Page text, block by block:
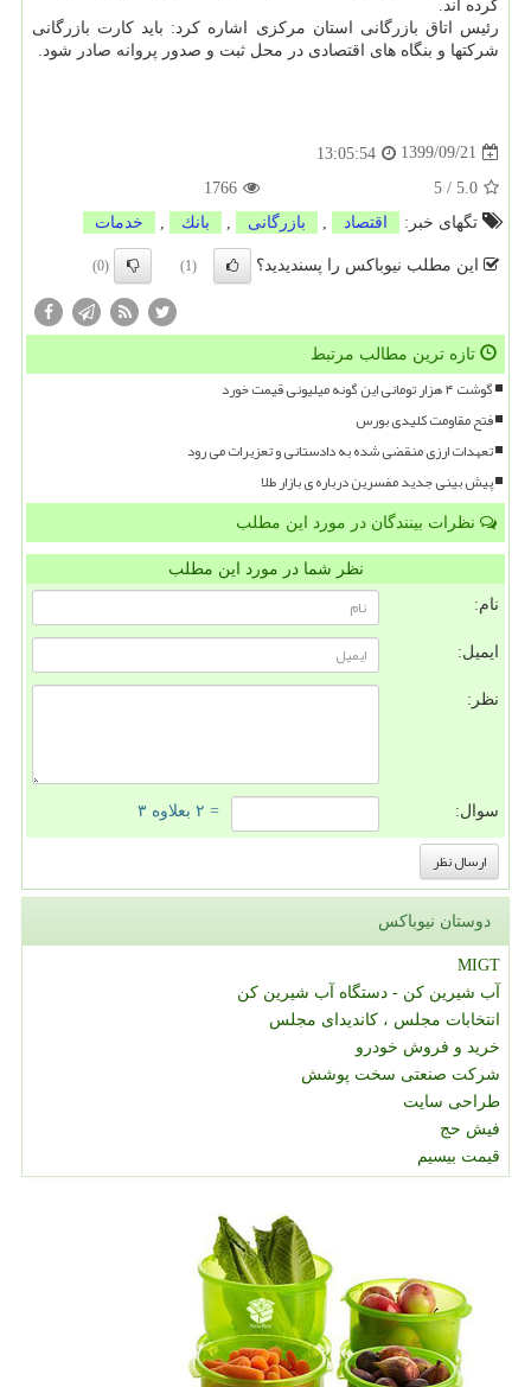
کرده اند.
رئیس اتاق بازرگانی استان مرکزی اشاره کرد: باید کارت بازرگانی
شرکتها و بنگاه های اقتصادی در محل ثبت و صدور پروانه صادر شود.
1399/09/21
13:05:54
5.0
/
5
1766
تگهای خبر:
اقتصاد بازرگانی بانك خدمات
این مطلب نیوباکس را پسندیدید؟ (1)
(0)
تازه ترین مطالب مرتبط
گوشت ۴ هزار تومانی این گونه میلیونی قیمت خورد
فتح مقاومت کلیدی بورس
تعهدات ارزی منقضی شده به دادستانی و تعزیرات می رود
پیش بینی جدید مفسرین درباره ی بازار طلا
نظرات بینندگان در مورد این مطلب
نظر شما در مورد این مطلب
نام:
ایمیل:
نظر:
سوال: = ۲ بعلاوه ۳
دوستان نیوباکس
MIGT
آب شیرین کن - دستگاه آب شیرین کن
انتخابات مجلس ، کاندیدای مجلس
خرید و فروش خودرو
شرکت صنعتی سخت پوشش
طراحی سایت
فیش حج
قیمت بیسیم